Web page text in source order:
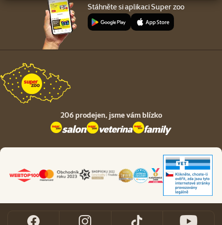
Stáhněte si aplikaci Super zoo
206 prodejen, jsme vám blízko